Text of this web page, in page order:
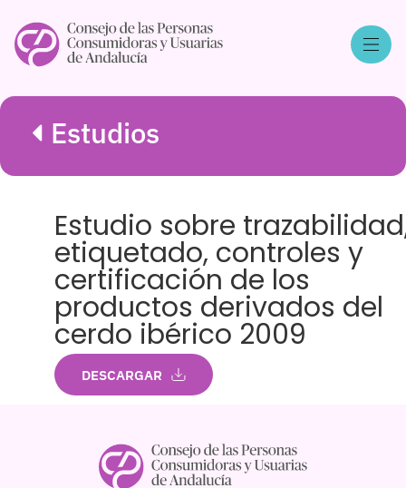
Estudios
Estudio sobre
etiquetado, controles y
certificación de los
productos derivados del
cerdo ibérico 2009
DESCARGAR